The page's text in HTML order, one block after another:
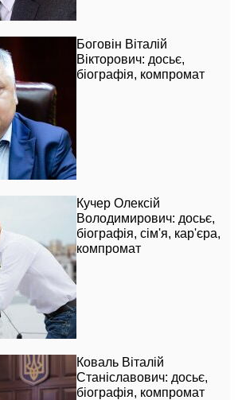
Боговін Віталій
Вікторович: досьє,
біографія, компромат
Кучер Олексій
Володимирович: досьє,
біографія, сім'я, кар'єра,
компромат
Коваль Віталій
Станіславович: досьє,
біографія, компромат